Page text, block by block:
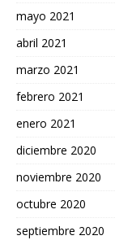
mayo 2021
abril 2021
marzo 2021
febrero 2021
enero 2021
diciembre 2020
noviembre 2020
octubre 2020
septiembre 2020